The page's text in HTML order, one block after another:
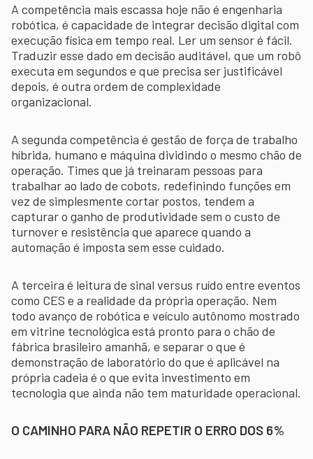
A competência mais escassa hoje não é engenharia
robótica, é capacidade de integrar decisão digital com
execução física em tempo real. Ler um sensor é fácil.
Traduzir esse dado em decisão auditável, que um robô
executa em segundos e que precisa ser justificável
depois, é outra ordem de complexidade
organizacional.
A segunda competência é gestão de força de trabalho
híbrida, humano e máquina dividindo o mesmo chão de
operação. Times que já treinaram pessoas para
trabalhar ao lado de cobots, redefinindo funções em
vez de simplesmente cortar postos, tendem a
capturar o ganho de produtividade sem o custo de
turnover e resistência que aparece quando a
automação é imposta sem esse cuidado.
A terceira é leitura de sinal versus ruído entre eventos
como CES e a realidade da própria operação. Nem
todo avanço de robótica e veículo autônomo mostrado
em vitrine tecnológica está pronto para o chão de
fábrica brasileiro amanhã, e separar o que é
demonstração de laboratório do que é aplicável na
própria cadeia é o que evita investimento em
tecnologia que ainda não tem maturidade operacional.
O CAMINHO PARA NÃO REPETIR O ERRO DOS 6%